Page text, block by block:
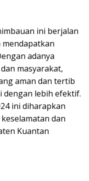
ini berjalan
adanya
masyarakat,
aman dan tertib
dengan lebih efektif.
ini diharapkan
dan
Kuantan